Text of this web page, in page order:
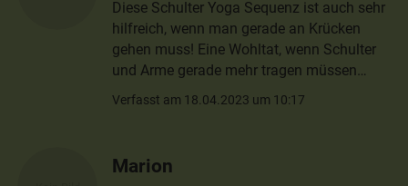
Diese Schulter Yoga Sequenz ist auch sehr
hilfreich, wenn man gerade an Krücken
gehen muss! Eine Wohltat, wenn Schulter
und Arme gerade mehr tragen müssen…
Verfasst am 18.04.2023 um 10:17
Marion